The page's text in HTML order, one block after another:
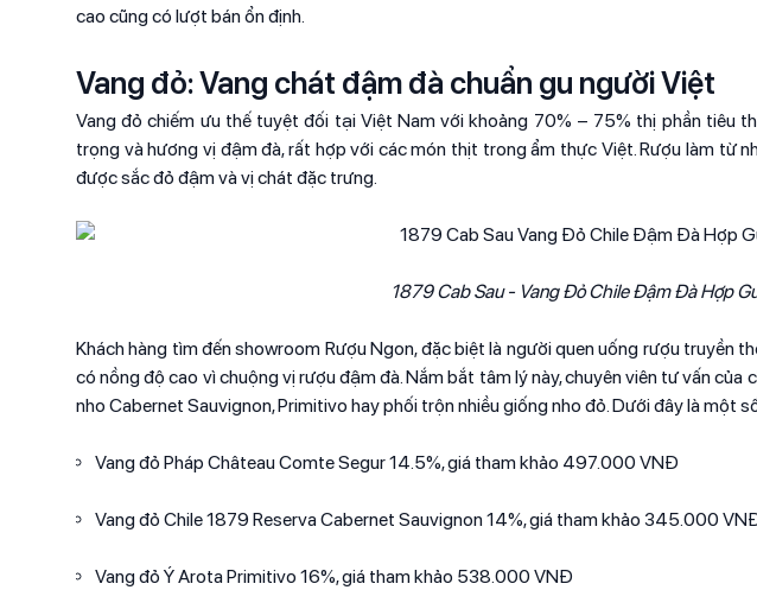
cao cũng có lượt bán ổn định.
Vang đỏ: Vang chát đậm đà chuẩn gu người Việt
Vang đỏ chiếm ưu thế tuyệt đối tại Việt Nam với khoảng 70% – 75% thị phần tiêu
trọng và hương vị đậm đà, rất hợp với các món thịt trong ẩm thực Việt. Rượu làm từ
được sắc đỏ đậm và vị chát đặc trưng.
1879 Cab Sau - Vang Đỏ Chile Đậm Đà Hợp
Khách hàng tìm đến showroom Rượu Ngon, đặc biệt là người quen uống rượu truyền
có nồng độ cao vì chuộng vị rượu đậm đà. Nắm bắt tâm lý này, chuyên viên tư vấn
nho Cabernet Sauvignon, Primitivo hay phối trộn nhiều giống nho đỏ. Dưới đây là một
Vang đỏ Pháp Château Comte Segur 14.5%, giá tham khảo 497.000 VNĐ
Vang đỏ Chile 1879 Reserva Cabernet Sauvignon 14%, giá tham khảo 345.000
Vang đỏ Ý Arota Primitivo 16%, giá tham khảo 538.000 VNĐ